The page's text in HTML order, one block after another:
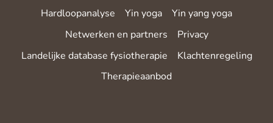
Hardloopanalyse
Yin yoga
Yin yang yoga
Netwerken en partners
Privacy
Landelijke database fysiotherapie
Klachtenregeling
Therapieaanbod